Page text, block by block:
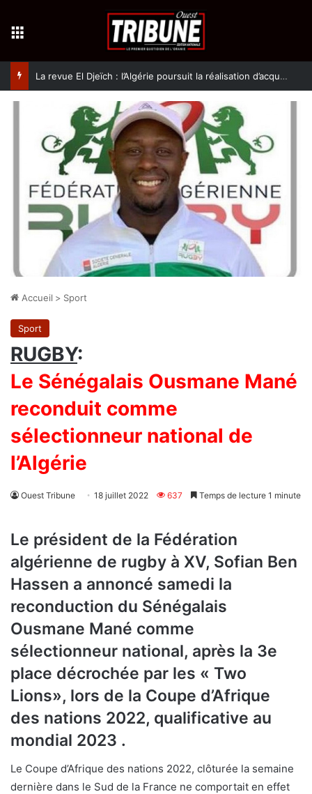
La revue El Djeïch : l’Algérie poursuit la réalisation d’acquis qualitatifs et historiques dans un climat de sécurité et de stabilité
Accueil > Sport
Sport
RUGBY:
Le Sénégalais Ousmane Mané
reconduit comme
sélectionneur national de
l’Algérie
Ouest Tribune 18 juillet 2022 637 Temps de lecture 1 minute
Le président de la Fédération
algérienne de rugby à XV, Sofian Ben
Hassen a annoncé samedi la
reconduction du Sénégalais
Ousmane Mané comme
sélectionneur national, après la 3e
place décrochée par les « Two
Lions», lors de la Coupe d’Afrique
des nations 2022, qualificative au
mondial 2023 .
Le Coupe d’Afrique des nations 2022, clôturée la semaine
dernière dans le Sud de la France ne comportait en effet